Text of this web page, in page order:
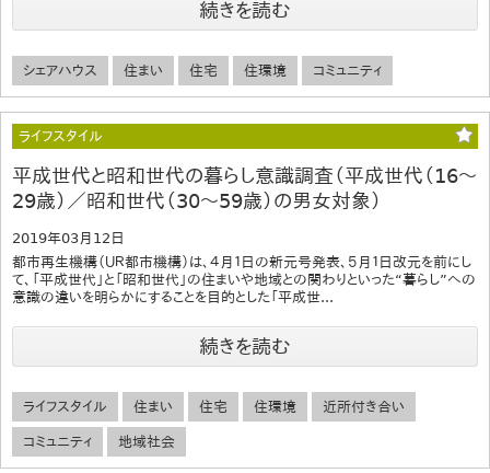
続きを読む
シェアハウス 住まい 住宅 住環境 コミュニティ
ライフスタイル
平成世代と昭和世代の暮らし意識調査（平成世代（16～
29歳）／昭和世代（30～59歳）の男女対象）
2019年03月12日
都市再生機構（ＵＲ都市機構）は、４月１日の新元号発表、５月１日改元を前にし
て、「平成世代」と「昭和世代」の住まいや地域との関わりといった“暮らし”への
意識の違いを明らかにすることを目的とした「平成世...
続きを読む
ライフスタイル 住まい 住宅 住環境 近所付き合い
コミュニティ 地域社会